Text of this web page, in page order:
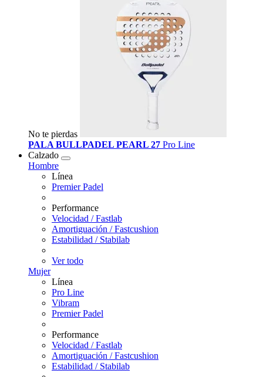
No te pierdas
PALA BULLPADEL PEARL 27 Pro Line
Calzado
Hombre
Línea
Premier Padel
Performance
Velocidad / Fastlab
Amortiguación / Fastcushion
Estabilidad / Stabilab
Ver todo
Mujer
Línea
Pro Line
Vibram
Premier Padel
Performance
Velocidad / Fastlab
Amortiguación / Fastcushion
Estabilidad / Stabilab